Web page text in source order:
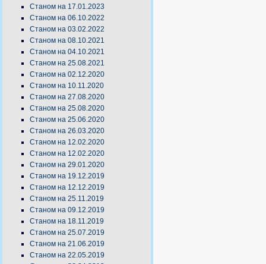
Станом на 17.01.2023
Станом на 06.10.2022
Станом на 03.02.2022
Станом на 08.10.2021
Станом на 04.10.2021
Станом на 25.08.2021
Станом на 02.12.2020
Станом на 10.11.2020
Станом на 27.08.2020
Станом на 25.08.2020
Станом на 25.06.2020
Станом на 26.03.2020
Станом на 12.02.2020
Станом на 12.02.2020
Станом на 29.01.2020
Станом на 19.12.2019
Станом на 12.12.2019
Станом на 25.11.2019
Станом на 09.12.2019
Станом на 18.11.2019
Станом на 25.07.2019
Станом на 21.06.2019
Станом на 22.05.2019